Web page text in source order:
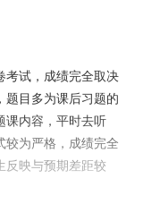
考试，成绩完全取决
题目多为课后习题的
课内容，平时去听
较为严格，成绩完全
反映与预期差距较